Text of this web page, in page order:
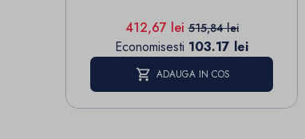
Pret
412,67 leiPret de baza
515,84 lei
Economisesti 103.17 lei
ADAUGA IN COS